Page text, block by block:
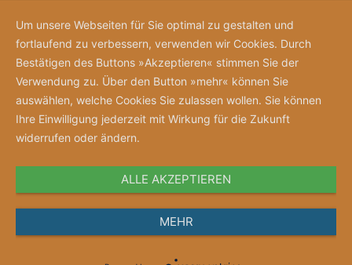
Um unsere Webseiten für Sie optimal zu gestalten und
fortlaufend zu verbessern, verwenden wir Cookies. Durch
Bestätigen des Buttons »Akzeptieren« stimmen Sie der
Verwendung zu. Über den Button »mehr« können Sie
auswählen, welche Cookies Sie zulassen wollen. Sie können
Ihre Einwilligung jederzeit mit Wirkung für die Zukunft
widerrufen oder ändern.
ALLE AKZEPTIEREN
MEHR